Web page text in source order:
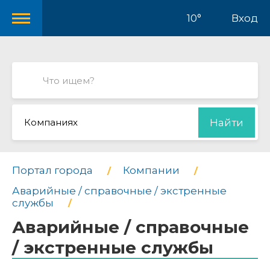
10° Вход
Компаниях Найти
Портал города
Компании
Аварийные / справочные / экстренные
службы
Аварийные / справочные
/ экстренные службы